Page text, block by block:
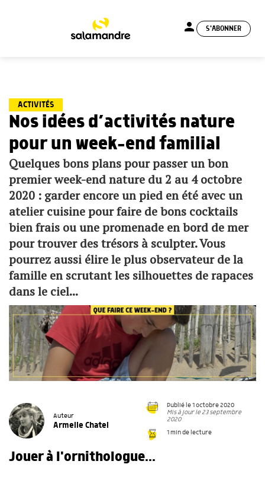
person S'ABONNER
ACTIVITÉS
Nos idées d’activités nature
pour un week-end familial
Quelques bons plans pour passer un bon
premier week-end nature du 2 au 4 octobre
2020 : garder encore un pied en été avec un
atelier cuisine pour faire de bons cocktails
bien frais ou une promenade en bord de mer
pour trouver des trésors à sculpter. Vous
pourrez aussi élire le plus observateur de la
famille en scrutant les silhouettes de rapaces
dans le ciel...
Auteur
Armelle Chatel
Publié le 1 octobre 2020
Mis à jour le 23 septembre
2020
1 min de lecture
Jouer à l'ornithologue...